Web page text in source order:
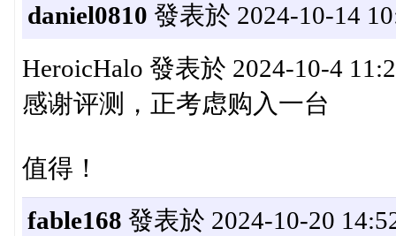
daniel0810 發表於 2024-10-14
HeroicHalo 發表於 2024-10-4
感谢评测，正考虑购入一台
值得！
fable168 發表於 2024-10-20